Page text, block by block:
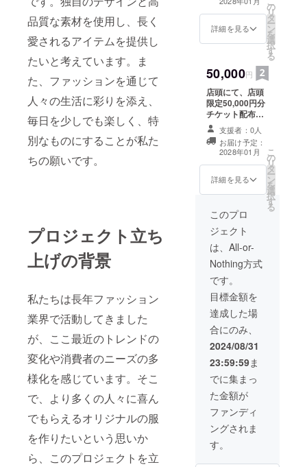
品質な素材を使用し、長く
愛されるアイテムを提供し
たいと考えています。ま
た、ファッションを通じて
人々の生活に彩りを添え、
毎日を少しでも楽しく、特
別なものにすることが私た
ちの願いです。
プロジェクト立ち
上げの背景
私たちは長年ファッション
業界で活動してきました
が、ここ最近のトレンドの
変化や消費者のニーズの多
様化を感じています。そこ
で、より多くの人々に喜ん
でもらえるオリジナルの服
を作りたいという思いか
ら、このプロジェクトを立
詳細を見る
の
リ
タ
ー
ン
を
選
択
す
る
50,000円
店頭にて、店頭
限定50,000円分
チケット配布し
ます 10000円×5
枚 有効期限2029
年3月
支援者：0人
お届け予定：
2028年01月
詳細を見る
こ
の
リ
タ
ー
ン
を
選
択
す
る
このプロ
ジェクト
は、All-or-
Nothing方式
です。
目標金額を
達成した場
合にのみ、
2024/08/31
23:59:59ま
でに集まっ
た金額が
ファンディ
ングされま
す。